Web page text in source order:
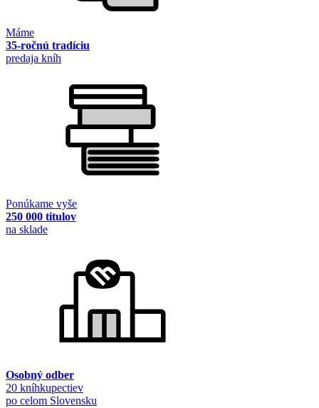
Máme
35-ročnú tradíciu
predaja kníh
Ponúkame vyše
250 000 titulov
na sklade
Osobný odber
20 kníhkupectiev
po celom Slovensku